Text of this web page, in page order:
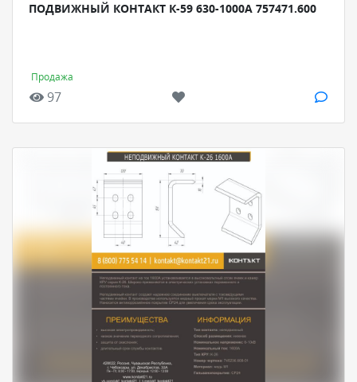
ПОДВИЖНЫЙ КОНТАКТ К-59 630-1000А 757471.600
Продажа
97